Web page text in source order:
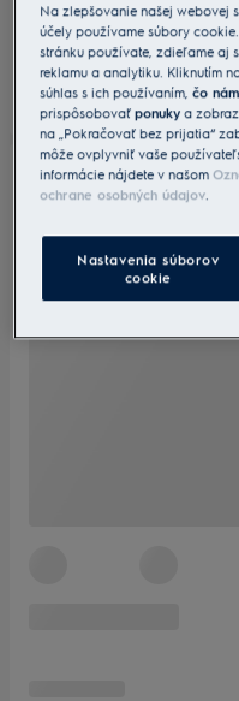
Na zlepšovanie našej webovej
účely používame súbory
stránku používate, zdieľame aj
reklamu a analytiku. Kliknutím
súhlas s ich používaním,čo
prispôsobovaťponuky a
na „Pokračovať bez prijatia“
môže ovplyvniť vaše
informácie nájdete v našom
ochrane osobných údajov.
Nastavenia súborov
cookie